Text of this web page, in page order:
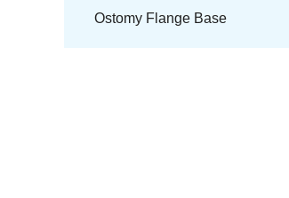
Ostomy Flange Base